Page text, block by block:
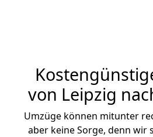
von Leipzig
Umzüge können mitunter
aber keine Sorge, denn wir